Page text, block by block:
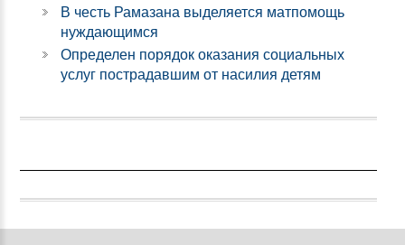
В честь Рамазана выделяется матпомощь
нуждающимся
Определен порядок оказания социальных
услуг пострадавшим от насилия детям